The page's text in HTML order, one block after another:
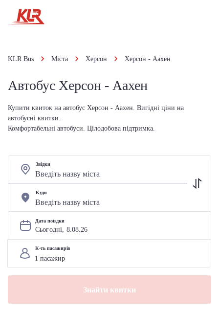
KLR Bus Міста Херсон Херсон - Аахен
Автобус Херсон - Аахен
Купити квиток на автобус Херсон - Аахен. Вигідні ціни на
автобусні квитки.
Комфортабельні автобуси. Цілодобова підтримка.
Звідки
Куди
Дата поїздки
Сьогодні, 8.08.26
К-ть пасажирів
Знайти квитки